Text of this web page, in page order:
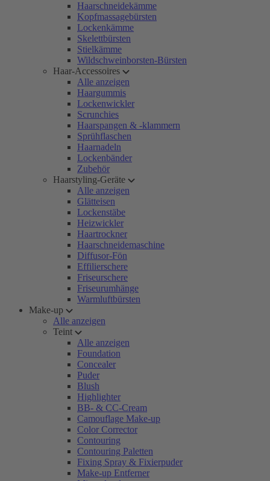
Haarschneidekämme
Kopfmassagebürsten
Lockenkämme
Skelettbürsten
Stielkämme
Wildschweinborsten-Bürsten
Haar-Accessoires
Alle anzeigen
Haargummis
Lockenwickler
Scrunchies
Haarspangen & -klammern
Sprühflaschen
Haarnadeln
Lockenbänder
Zubehör
Haarstyling-Geräte
Alle anzeigen
Glätteisen
Lockenstäbe
Heizwickler
Haartrockner
Haarschneidemaschine
Diffusor-Fön
Effilierschere
Friseurschere
Friseurumhänge
Warmluftbürsten
Make-up
Alle anzeigen
Teint
Alle anzeigen
Foundation
Concealer
Puder
Blush
Highlighter
BB- & CC-Cream
Camouflage Make-up
Color Corrector
Contouring
Contouring Paletten
Fixing Spray & Fixierpuder
Make-up Entferner